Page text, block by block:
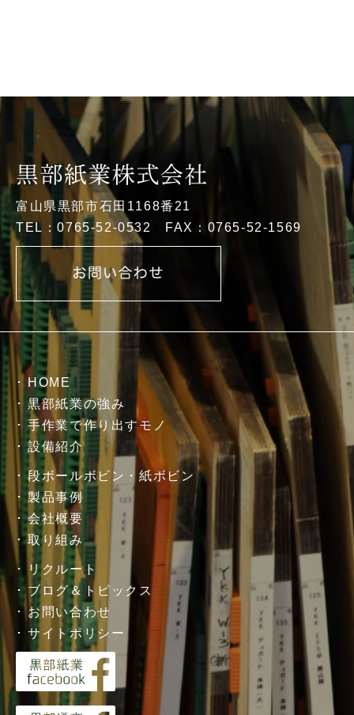
富山県黒部市石田1168番21
TEL：0765-52-0532 FAX：0765-52-1569
HOME
黒部紙業の強み
手作業で作り出すモノ
設備紹介
段ボールボビン・紙ボビン
製品事例
会社概要
取り組み
リクルート
ブログ＆トピックス
お問い合わせ
サイトポリシー